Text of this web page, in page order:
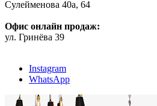
Сулейменова 40а, 64
Офис онлайн продаж:
ул. Гринёва 39
Instagram
WhatsApp